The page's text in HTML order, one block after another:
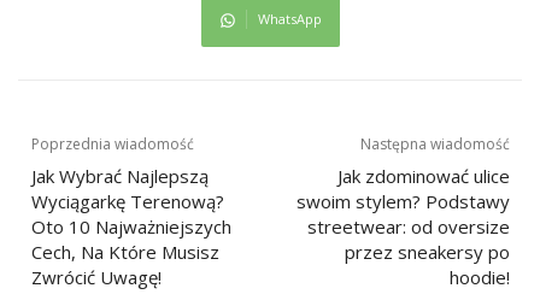
WhatsApp
Nawigacja
wpisu
Poprzednia wiadomość
Jak Wybrać Najlepszą
Wyciągarkę Terenową?
Oto 10 Najważniejszych
Cech, Na Które Musisz
Zwrócić Uwagę!
Następna wiadomość
Jak zdominować ulice
swoim stylem? Podstawy
streetwear: od oversize
przez sneakersy po
hoodie!